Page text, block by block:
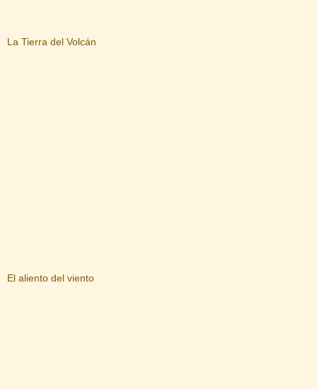
La Tierra del Volcán
El aliento del viento